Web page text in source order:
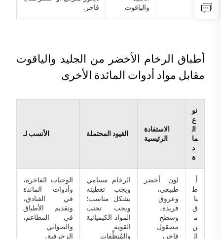
والياقوت
فاخر.
أطباق الرخام الأخضر من الجليد والياقوت
مقابل مواد أدوات المائدة الأخرى
نو
ع
ال
ما
د
ة
الاستفادة
الرئيسية
القيود المحتملة الأنسب لـ
أ
ط
با
ق
م
ن
ال
لون أخضر
طبيعي،
وعروق
فريدة،
وسطح
مصقول
فاخر،
الرخام مسامي
ويجب تغطيته
بشكل مناسب؛
ويجب تجنب
المواد الكيميائية
القوية
والمُنظِّفات
الوجبات الفاخرة،
وأدوات المائدة
في الفنادق،
وتقديم الأطباق
في المطاعم،
والصواني
الزخرفية،